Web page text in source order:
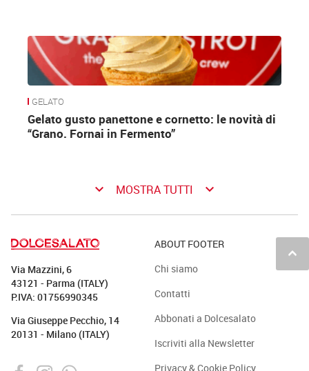
GELATO
Gelato gusto panettone e cornetto: le novità di
“Grano. Fornai in Fermento”
keyboard_arrow_down MOSTRA TUTTI keyboard_arrow_down
keyboard_arrow_up
Via Mazzini, 6
43121 - Parma (ITALY)
P.IVA: 01756990345
Via Giuseppe Pecchio, 14
20131 - Milano (ITALY)
ABOUT FOOTER
Chi siamo
Contatti
Abbonati a Dolcesalato
Iscriviti alla Newsletter
Privacy & Cookie Policy